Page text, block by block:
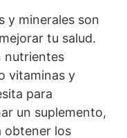
y minerales son
tu salud.
nutrientes
vitaminas y
para
un suplemento,
obtener los